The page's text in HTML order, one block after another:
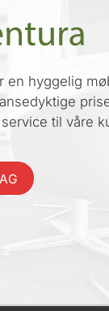
en hyggelig
til våre